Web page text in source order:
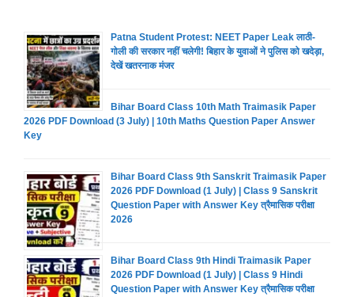
Patna Student Protest: NEET Paper Leak लाठी-
गोली की सरकार नहीं चलेगी! बिहार के युवाओं ने पुलिस को खदेड़ा,
देखें खतरनाक मंजर
Bihar Board Class 10th Math Traimasik Paper
2026 PDF Download (3 July) | 10th Maths Question Paper Answer
Key
Bihar Board Class 9th Sanskrit Traimasik Paper
2026 PDF Download (1 July) | Class 9 Sanskrit
Question Paper with Answer Key त्रैमासिक परीक्षा
2026
Bihar Board Class 9th Hindi Traimasik Paper
2026 PDF Download (1 July) | Class 9 Hindi
Question Paper with Answer Key त्रैमासिक परीक्षा